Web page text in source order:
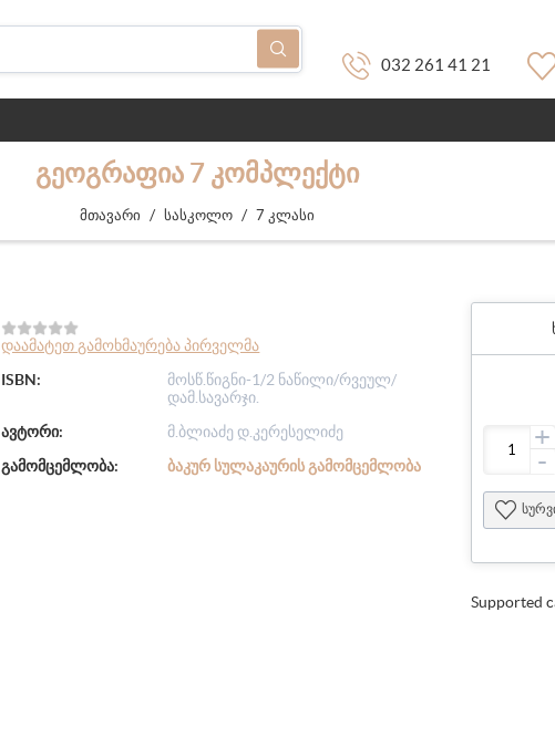
032 261 41 21
ᲒᲔᲝᲒᲠᲐᲤᲘᲐ 7 ᲙᲝᲛᲞᲚᲔᲥᲢᲘ
მთავარი / სასკოლო / 7 კლასი
დაამატეთ გამოხმაურება პირველმა
ISBN:
მოსწ.წიგნი-1/2 ნაწილი/რვეულ/
დამ.სავარჯი.
ავტორი:
მ.ბლიაძე დ.კერესელიძე
გამომცემლობა:
ᲑᲐᲙᲣᲠ ᲡᲣᲚᲐᲙᲐᲣᲠᲘᲡ ᲒᲐᲛᲝᲛᲪᲔᲛᲚᲝᲑᲐ
+
-
Supported